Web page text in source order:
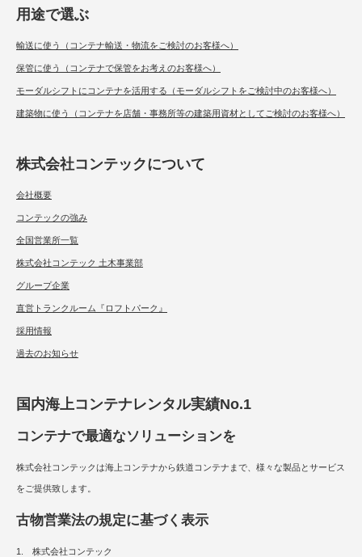
用途で選ぶ
輸送に使う（コンテナ輸送・物流をご検討のお客様へ）
保管に使う（コンテナで保管をお考えのお客様へ）
モーダルシフトにコンテナを活用する（モーダルシフトをご検討中のお客様へ）
建築物に使う（コンテナを店舗・事務所等の建築用資材としてご検討のお客様へ）
株式会社コンテックについて
会社概要
コンテックの強み
全国営業所一覧
株式会社コンテック 土木事業部
グループ企業
直営トランクルーム『ロフトパーク』
採用情報
過去のお知らせ
国内海上コンテナレンタル実績No.1
コンテナで最適なソリューションを
株式会社コンテックは海上コンテナから鉄道コンテナまで、様々な製品とサービス
をご提供致します。
古物営業法の規定に基づく表示
1. 株式会社コンテック